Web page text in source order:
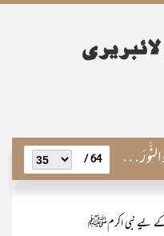
عنہ 64 /
کے لیے نبی اکرمﷺ